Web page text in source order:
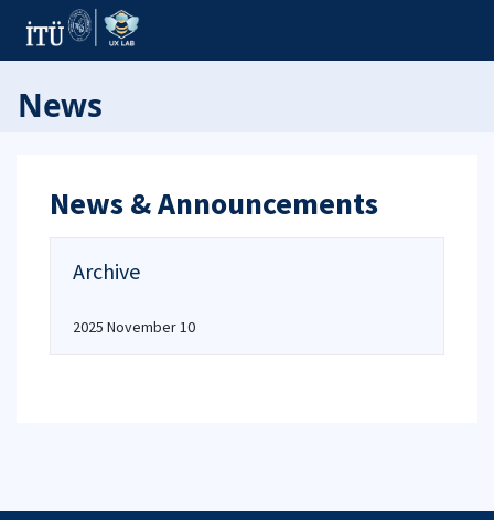
News
News & Announcements
Archive
2025 November 10